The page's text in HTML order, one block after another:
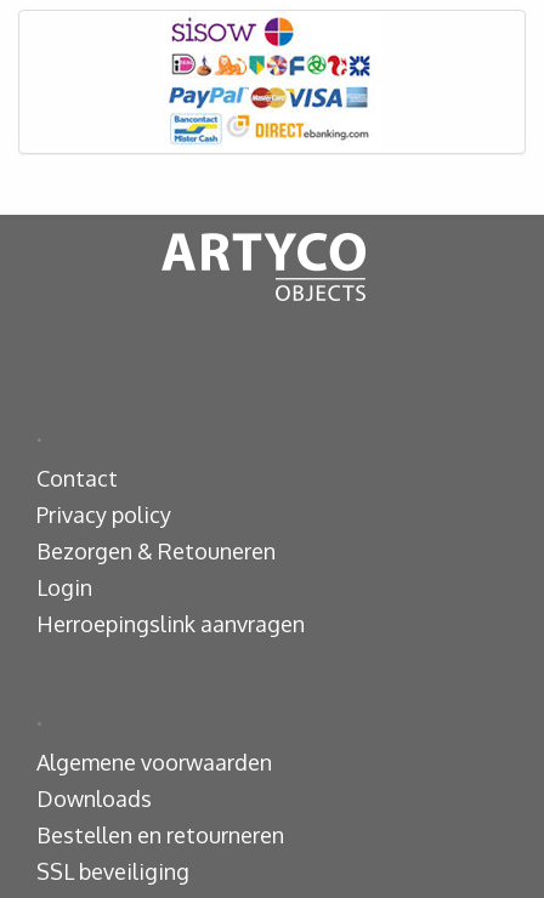
.
Contact
Privacy policy
Bezorgen & Retouneren
Login
Herroepingslink aanvragen
.
Algemene voorwaarden
Downloads
Bestellen en retourneren
SSL beveiliging